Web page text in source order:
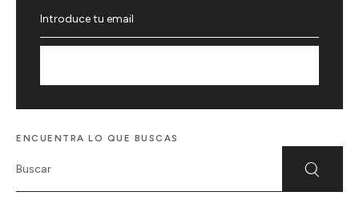
ENCUENTRA LO QUE BUSCAS